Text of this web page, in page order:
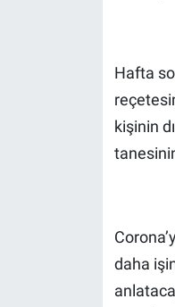
Hafta
kişinin
daha